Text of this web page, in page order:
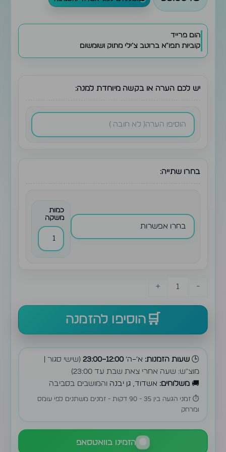
הום פרייד
קוביות תפו״א ברוטב צ׳ילי מתוק ושומשום
יש לכם הערה או בקשה מיוחדת למנה:
בחרו שתייה:
כמות
משקה
-
+
הוסיפו להזמנה
🕒שעות הזמנות: א׳–ה׳12:00–23:00
(שישי סגור |
מוצ״ש: שעה אחרי צאת שבת עד 23:00)
🚚משלוחים: אשדוד, גן יבנהוהמושבים בסביבה
⏱️ זמני הגעה בין 35 - 90 דקות - זמנים משתנים לפי עומס
ומרחק
🟢 הזמינו בוואטסאפ